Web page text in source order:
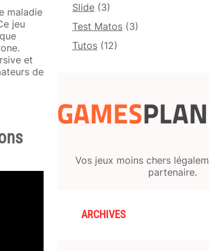
maladie
jeu
et
de
Slide (3)
Test Matos (3)
Tutos (12)
Vos jeux moins chers
partenaire.
ARCHIVES